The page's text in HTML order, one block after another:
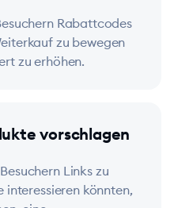
Rabattcodes
zu bewegen
zu erhöhen.
vorschlagen
Links zu
interessieren könnten,